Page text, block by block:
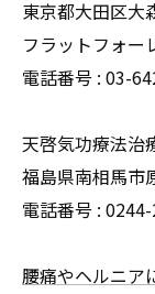
東京都大田区大
フラットフォー
電話番号 : 03-
天啓気功療法
福島県南相馬市
電話番号 :
腰痛やヘルニア